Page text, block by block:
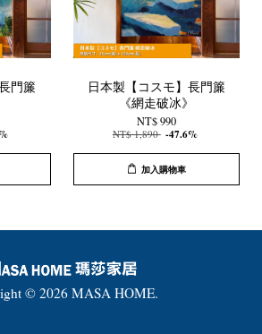
門簾
日本製【コスモ】長門簾
《網走破冰》
NT$ 990
NT$ 1,890 -47.6%
加入購物車
© 2026 MASA HOME.